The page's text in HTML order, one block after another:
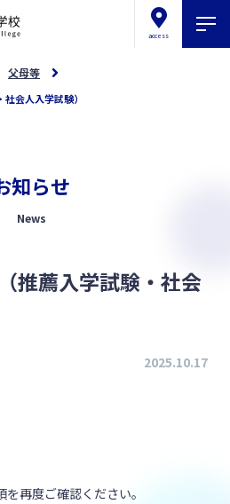
access
父母等
会人入学試験）
知らせ
News
推薦入学試験・社会
2025.10.17
再度ご確認ください。